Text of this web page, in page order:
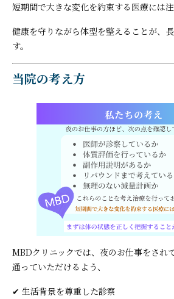
短期間で大きな変化を約束する医療には注
健康を守りながら体型を整えることが、
す。
当院の考え方
MBDクリニックでは、夜のお仕事をされ
通っていただけるよう、
✔ 生活背景を尊重した診察